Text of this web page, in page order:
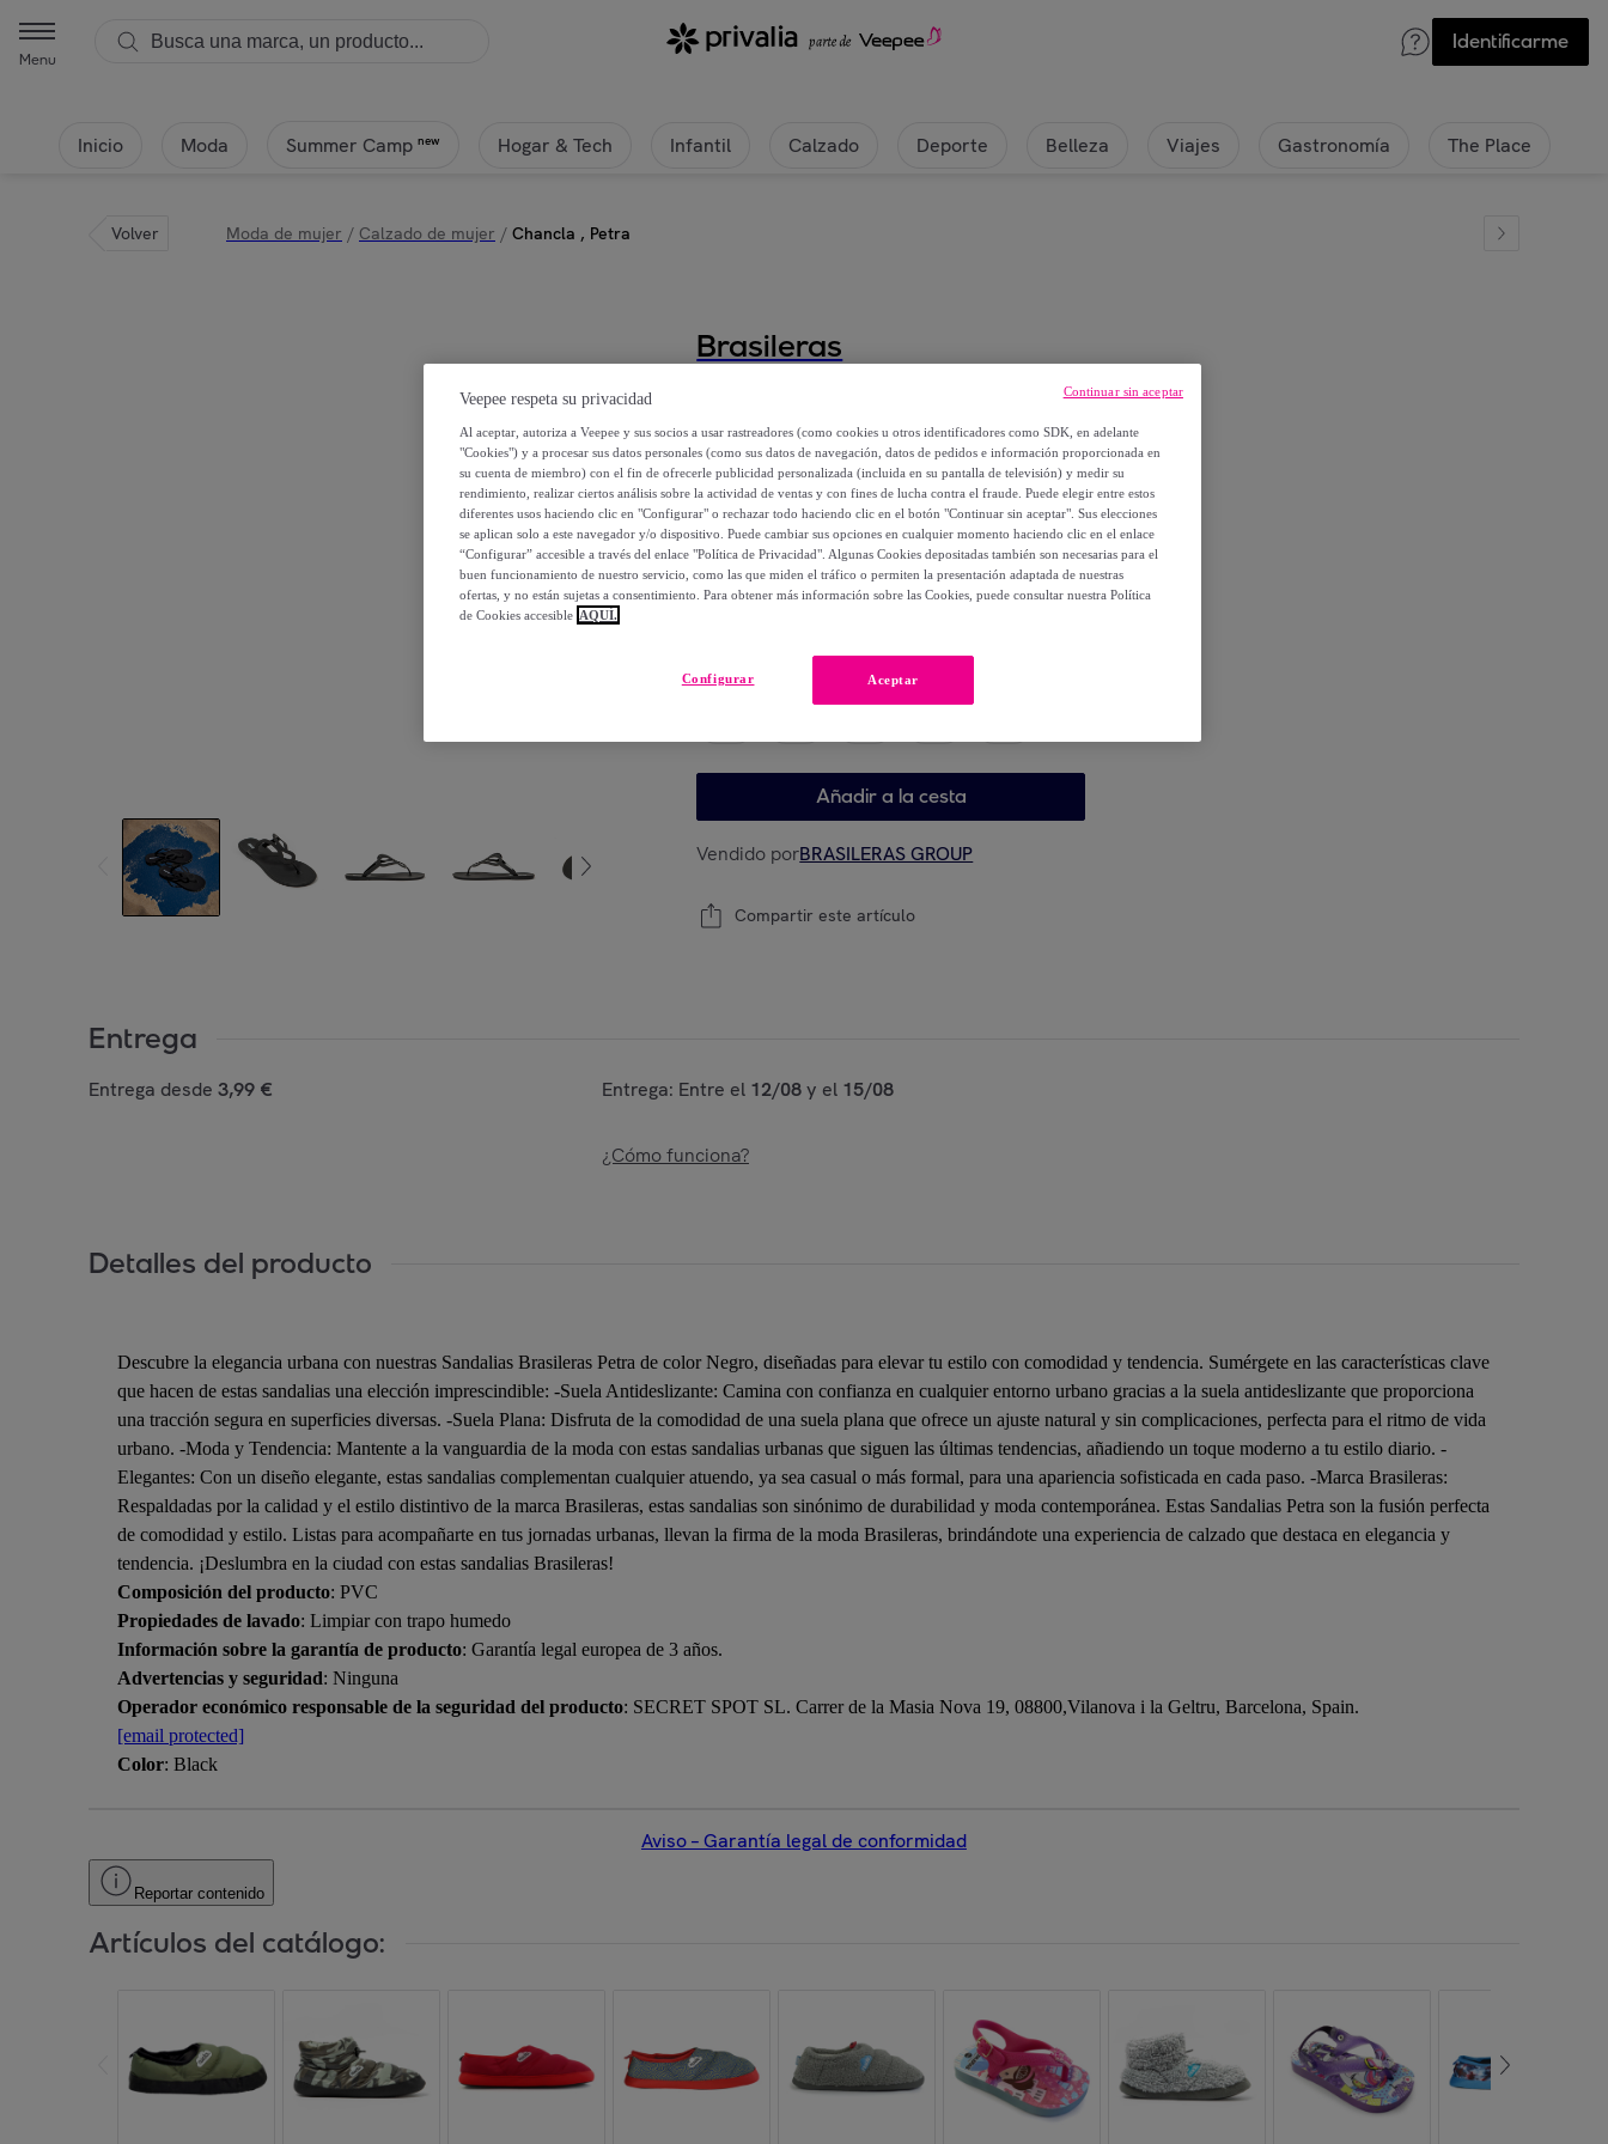
Menu
Identificarme
Inicio Moda Summer Camp new Hogar & Tech Infantil Calzado Deporte Belleza Viajes Gastronomía The Place
Volver Moda de mujer / Calzado de mujer / Chancla , Petra
Brasileras
15,99 €
24,99 €
- 36
Elige tu modelo
Añadir a la cesta
Vendido porBRASILERAS GROUP
Compartir este artículo
Entrega
Entrega desde 3,99 € Entrega: Entre el 12/08y el 15/08
¿Cómo funciona?
Detalles del producto
Descubre la elegancia urbana con nuestras Sandalias Brasileras Petra de color Negro, diseñadas para elevar tu estilo con comodidad y tendencia. Sumérgete en las características clave
que hacen de estas sandalias una elección imprescindible: -Suela Antideslizante: Camina con confianza en cualquier entorno urbano gracias a la suela antideslizante que proporciona
una tracción segura en superficies diversas. -Suela Plana: Disfruta de la comodidad de una suela plana que ofrece un ajuste natural y sin complicaciones, perfecta para el ritmo de vida
urbano. -Moda y Tendencia: Mantente a la vanguardia de la moda con estas sandalias urbanas que siguen las últimas tendencias, añadiendo un toque moderno a tu estilo diario. -
Elegantes: Con un diseño elegante, estas sandalias complementan cualquier atuendo, ya sea casual o más formal, para una apariencia sofisticada en cada paso. -Marca Brasileras:
Respaldadas por la calidad y el estilo distintivo de la marca Brasileras, estas sandalias son sinónimo de durabilidad y moda contemporánea. Estas Sandalias Petra son la fusión perfecta
de comodidad y estilo. Listas para acompañarte en tus jornadas urbanas, llevan la firma de la moda Brasileras, brindándote una experiencia de calzado que destaca en elegancia y
tendencia. ¡Deslumbra en la ciudad con estas sandalias Brasileras!
Composición del producto: PVC
Propiedades de lavado: Limpiar con trapo humedo
Información sobre la garantía de producto: Garantía legal europea de 3 años.
Advertencias y seguridad: Ninguna
Operador económico responsable de la seguridad del producto: SECRET SPOT SL. Carrer de la Masia Nova 19, 08800,Vilanova i la Geltru, Barcelona, Spain.
[email protected]
Color: Black
Aviso – Garantía legal de conformidad
Reportar contenido
Artículos del catálogo:
Veepee respeta su privacidad
Al aceptar, autoriza a Veepee y sus socios a usar rastreadores (como cookies u otros identificadores como SDK, en adelante
"Cookies") y a procesar sus datos personales (como sus datos de navegación, datos de pedidos e información proporcionada en
su cuenta de miembro) con el fin de ofrecerle publicidad personalizada (incluida en su pantalla de televisión) y medir su
rendimiento, realizar ciertos análisis sobre la actividad de ventas y con fines de lucha contra el fraude. Puede elegir entre estos
diferentes usos haciendo clic en "Configurar" o rechazar todo haciendo clic en el botón "Continuar sin aceptar". Sus elecciones
se aplican solo a este navegador y/o dispositivo. Puede cambiar sus opciones en cualquier momento haciendo clic en el enlace
“Configurar” accesible a través del enlace "Política de Privacidad". Algunas Cookies depositadas también son necesarias para el
buen funcionamiento de nuestro servicio, como las que miden el tráfico o permiten la presentación adaptada de nuestras
ofertas, y no están sujetas a consentimiento. Para obtener más información sobre las Cookies, puede consultar nuestra Política
de Cookies accesible AQUÍ.
Aceptar
Configurar
Continuar sin aceptar